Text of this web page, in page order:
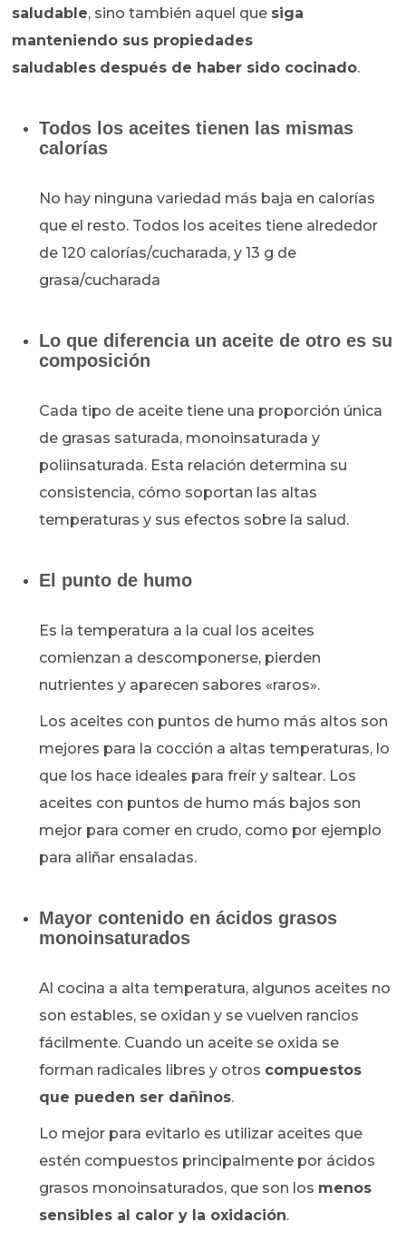
saludable, sino también aquel que siga
manteniendo sus propiedades
saludables después de haber sido cocinado.
Todos los aceites tienen las mismas
calorías
No hay ninguna variedad más baja en calorías
que el resto. Todos los aceites tiene alrededor
de 120 calorías/cucharada, y 13 g de
grasa/cucharada
Lo que diferencia un aceite de otro es su
composición
Cada tipo de aceite tiene una proporción única
de grasas saturada, monoinsaturada y
poliinsaturada. Esta relación determina su
consistencia, cómo soportan las altas
temperaturas y sus efectos sobre la salud.
El punto de humo
Es la temperatura a la cual los aceites
comienzan a descomponerse, pierden
nutrientes y aparecen sabores «raros».
Los aceites con puntos de humo más altos son
mejores para la cocción a altas temperaturas, lo
que los hace ideales para freír y saltear. Los
aceites con puntos de humo más bajos son
mejor para comer en crudo, como por ejemplo
para aliñar ensaladas.
Mayor contenido en ácidos grasos
monoinsaturados
Al cocina a alta temperatura, algunos aceites no
son estables, se oxidan y se vuelven rancios
fácilmente. Cuando un aceite se oxida se
forman radicales libres y otros compuestos
que pueden ser dañinos.
Lo mejor para evitarlo es utilizar aceites que
estén compuestos principalmente por ácidos
grasos monoinsaturados, que son los menos
sensibles al calor y la oxidación.